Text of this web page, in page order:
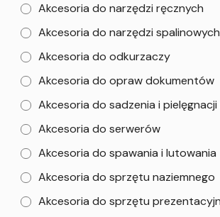
Akcesoria do narzędzi ręcznych
Akcesoria do narzędzi spalinowych
Akcesoria do odkurzaczy
Akcesoria do opraw dokumentów
Akcesoria do sadzenia i pielęgnacji
Akcesoria do serwerów
Akcesoria do spawania i lutowania
Akcesoria do sprzętu naziemnego
Akcesoria do sprzętu